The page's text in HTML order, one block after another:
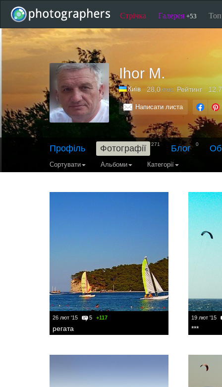
Стрічка Галерея +53
Ihor M.
Київ 28,0 тис. Рейтинг 12,7
Написати листа
Профіль Фотографії 271 Блог 0
Сортувати Альбоми Категорії
26 лют '15 5 +117
регата
19 лют '15
***